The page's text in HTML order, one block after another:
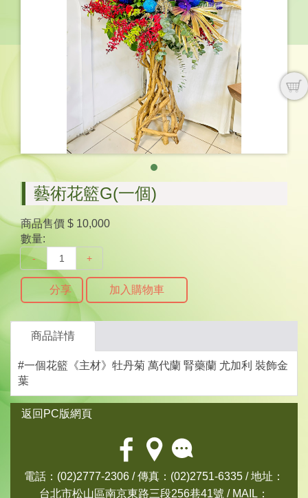
藝術花籃G(一個)
商品售價 $ 10,000
數量:
- +
分享 加入購物車
商品詳情
#一個花籃《主材》牡丹菊 萬代蘭 腎藥蘭 尤加利 裝飾金
葉
返回PC版網頁
電話：(02)2777-2306 / 傳真：(02)2751-6335 / 地址：
台北市松山區南京東路三段256巷41號 / MAIL：